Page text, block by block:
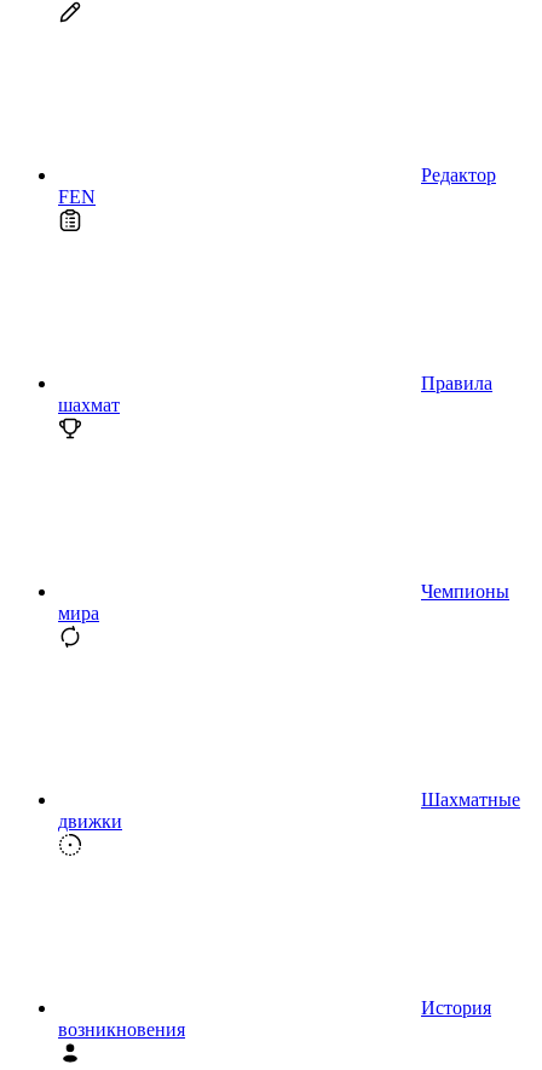
Редактор
FEN
Правила
шахмат
Чемпионы
мира
Шахматные
движки
История
возникновения